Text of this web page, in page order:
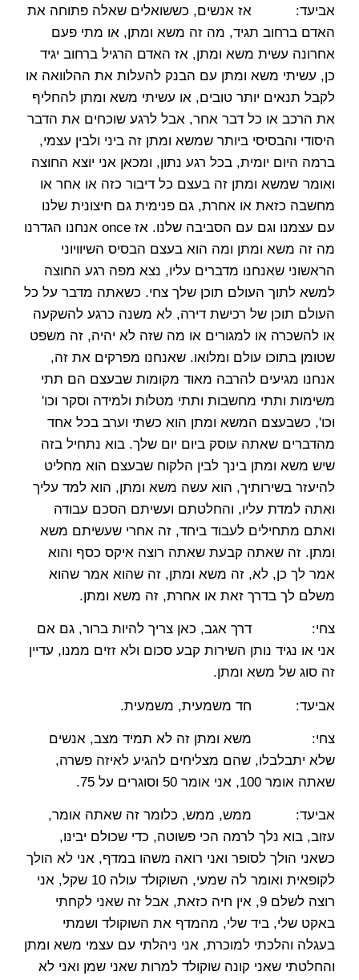
אביעד: אז אנשים, כששואלים שאלה פתוחה את
האדם ברחוב תגיד, מה זה משא ומתן, או מתי פעם
אחרונה עשית משא ומתן, אז האדם הרגיל ברחוב יגיד
כן, עשיתי משא ומתן עם הבנק להעלות את ההלוואה או
לקבל תנאים יותר טובים, או עשיתי משא ומתן להחליף
את הרכב או כל דבר אחר, אבל לרגע שוכחים את הדבר
היסודי והבסיסי ביותר שמשא ומתן זה ביני ולבין עצמי,
ברמה היום יומית, בכל רגע נתון, ומכאן אני יוצא החוצה
ואומר שמשא ומתן זה בעצם כל דיבור כזה או אחר או
מחשבה כזאת או אחרת, גם פנימית גם חיצונית שלנו
עם עצמנו וגם עם הסביבה שלנו. אז once אנחנו הגדרנו
מה זה משא ומתן ומה הוא בעצם הבסיס השיוויוני
הראשוני שאנחנו מדברים עליו, נצא מפה רגע החוצה
למשא לתוך העולם תוכן שלך צחי. כשאתה מדבר על כל
העולם תוכן של רכישת דירה, לא משנה כרגע להשקעה
או להשכרה או למגורים או מה שזה לא יהיה, זה משפט
שטומן בתוכו עולם ומלואו. שאנחנו מפרקים את זה,
אנחנו מגיעים להרבה מאוד מקומות שבעצם הם תתי
משימות ותתי מחשבות ותתי מטלות ולמידה וסקר וכו'
וכו', כשבעצם המשא ומתן הוא כשתי וערב בכל אחד
מהדברים שאתה עוסק ביום יום שלך. בוא נתחיל בזה
שיש משא ומתן בינך לבין הלקוח שבעצם הוא מחליט
להיעזר בשירותיך, הוא עשה משא ומתן, הוא למד עליך
ואתה למדת עליו, והחלטתם ועשיתם הסכם עבודה
ואתם מתחילים לעבוד ביחד, זה אחרי שעשיתם משא
ומתן. זה שאתה קבעת שאתה רוצה איקס כסף והוא
אמר לך כן, לא, זה משא ומתן, זה שהוא אמר שהוא
משלם לך בדרך זאת או אחרת, זה משא ומתן.
צחי: דרך אגב, כאן צריך להיות ברור, גם אם
אני או נגיד נותן השירות קבע סכום ולא זזים ממנו, עדיין
זה סוג של משא ומתן.
אביעד: חד משמעית, משמעית.
צחי: משא ומתן זה לא תמיד מצב, אנשים
שלא יתבלבלו, שהם מצליחים להגיע לאיזה פשרה,
שאתה אומר 100, אני אומר 50 וסוגרים על 75.
אביעד: ממש, ממש, כלומר זה שאתה אומר,
עזוב, בוא נלך לרמה הכי פשוטה, כדי שכולם יבינו,
כשאני הולך לסופר ואני רואה משהו במדף, אני לא הולך
לקופאית ואומר לה שמעי, השוקולד עולה 10 שקל, אני
רוצה לשלם 9, אין חיה כזאת, אבל זה שאני לקחתי
באקט שלי, ביד שלי, מהמדף את השוקולד ושמתי
בעגלה והלכתי למוכרת, אני ניהלתי עם עצמי משא ומתן
והחלטתי שאני קונה שוקולד למרות שאני שמן ואני לא